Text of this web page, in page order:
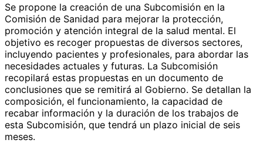
Se propone la creación de una Subcomisión en la
Comisión de Sanidad para mejorar la protección,
promoción y atención integral de la salud mental. El
objetivo es recoger propuestas de diversos sectores,
incluyendo pacientes y profesionales, para abordar las
necesidades actuales y futuras. La Subcomisión
recopilará estas propuestas en un documento de
conclusiones que se remitirá al Gobierno. Se detallan la
composición, el funcionamiento, la capacidad de
recabar información y la duración de los trabajos de
esta Subcomisión, que tendrá un plazo inicial de seis
meses.